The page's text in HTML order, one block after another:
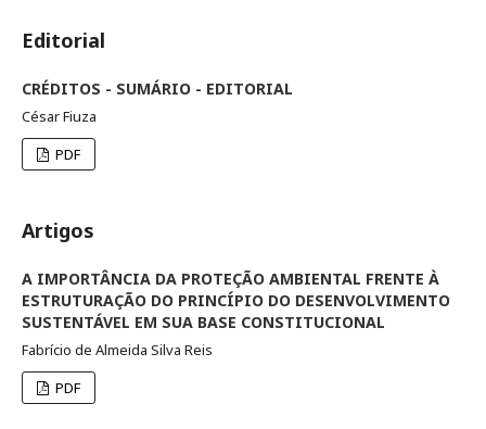
Editorial
CRÉDITOS - SUMÁRIO - EDITORIAL
César Fiuza
PDF
Artigos
A IMPORTÂNCIA DA PROTEÇÃO AMBIENTAL FRENTE À
ESTRUTURAÇÃO DO PRINCÍPIO DO DESENVOLVIMENTO
SUSTENTÁVEL EM SUA BASE CONSTITUCIONAL
Fabrício de Almeida Silva Reis
PDF